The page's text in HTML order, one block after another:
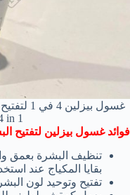
in 1
فوائد غسول بيزلين لتفتيح
تنظيف البشرة بعمق
بقايا المكياج عند
تفتيح وتوحيد لون